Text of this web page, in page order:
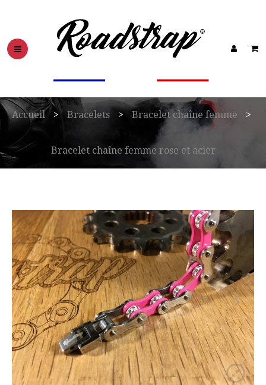
Accueil > Bracelets > Bracelet chaîne femme >
Bracelet chaîne femme rose et acier